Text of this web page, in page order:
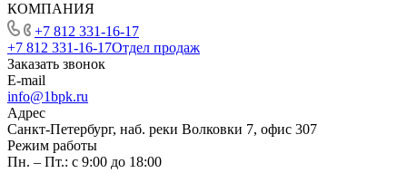
КОМПАНИЯ
+7 812 331-16-17
+7 812 331-16-17Отдел продаж
Заказать звонок
E-mail
info@1bpk.ru
Адрес
Санкт-Петербург, наб. реки Волковки 7, офис 307
Режим работы
Пн. – Пт.: с 9:00 до 18:00